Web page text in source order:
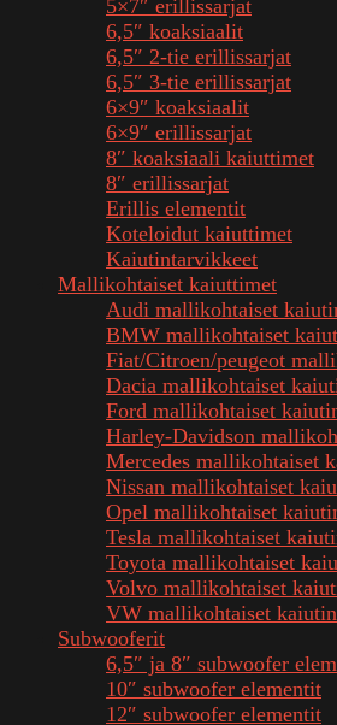
5×7″ erillissarjat
6,5″ koaksiaalit
6,5″ 2-tie erillissarjat
6,5″ 3-tie erillissarjat
6×9″ koaksiaalit
6×9″ erillissarjat
8″ koaksiaali kaiuttimet
8″ erillissarjat
Erillis elementit
Koteloidut kaiuttimet
Kaiutintarvikkeet
Mallikohtaiset kaiuttimet
Audi mallikohtaiset
BMW mallikohtaiset
Fiat/Citroen/peugeot
Dacia mallikohtaiset
Ford mallikohtaiset
Harley-Davidson
Mercedes mallikohtaiset
Nissan mallikohtaiset
Opel mallikohtaiset
Tesla mallikohtaiset
Toyota mallikohtaiset
Volvo mallikohtaiset
VW mallikohtaiset
Subwooferit
6,5″ ja 8″ subwoofer
10″ subwoofer elementit
12″ subwoofer elementit